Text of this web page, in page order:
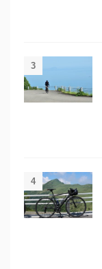
3
4